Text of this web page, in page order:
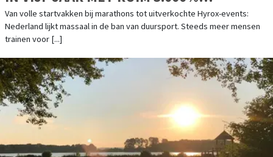
GESTEGEN
Van volle startvakken bij marathons tot uitverkochte Hyrox-events:
Nederland lijkt massaal in de ban van duursport. Steeds meer mensen
trainen voor [...]